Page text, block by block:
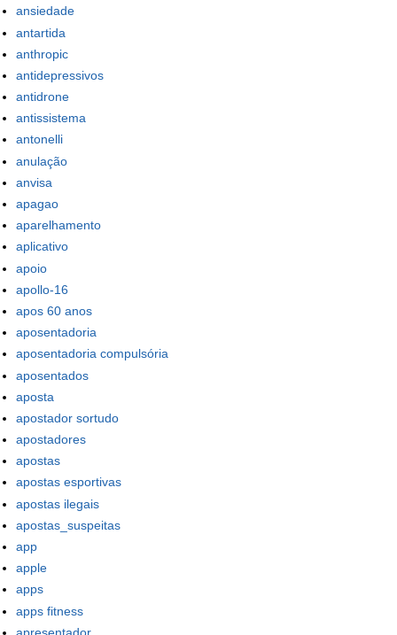
ansiedade
antartida
anthropic
antidepressivos
antidrone
antissistema
antonelli
anulação
anvisa
apagao
aparelhamento
aplicativo
apoio
apollo-16
apos 60 anos
aposentadoria
aposentadoria compulsória
aposentados
aposta
apostador sortudo
apostadores
apostas
apostas esportivas
apostas ilegais
apostas_suspeitas
app
apple
apps
apps fitness
apresentador